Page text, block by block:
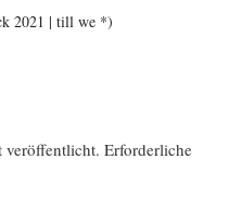
2021 | till we *)
veröffentlicht. Erforderliche